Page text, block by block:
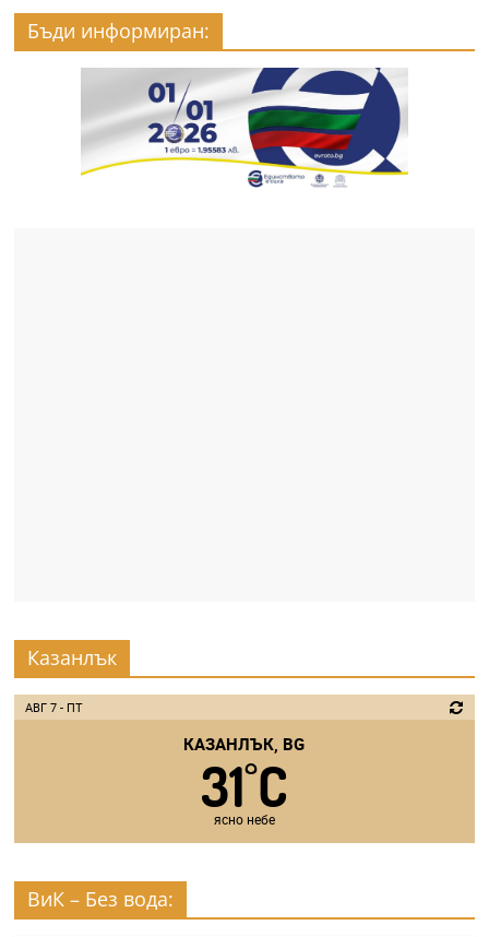
Бъди информиран:
Казанлък
АВГ 7 - ПТ
КАЗАНЛЪК, BG
31°C
ясно небе
ВиК – Без вода: